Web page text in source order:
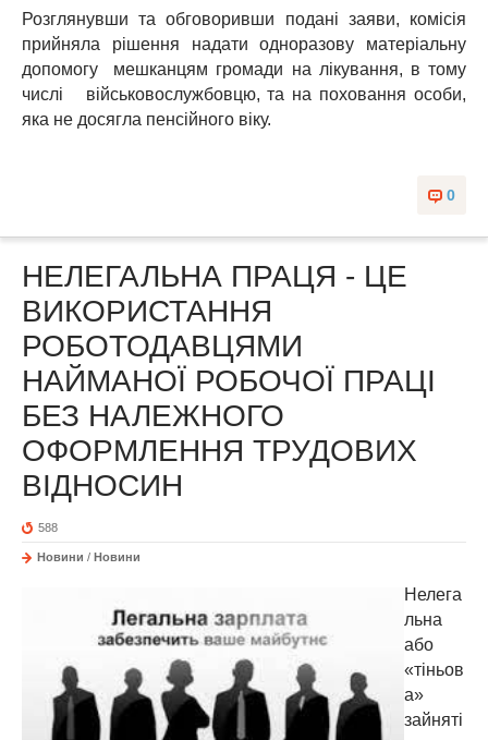
Розглянувши та обговоривши подані заяви, комісія
прийняла рішення надати одноразову матеріальну
допомогу мешканцям громади на лікування, в тому
числі військовослужбовцю, та на поховання особи,
яка не досягла пенсійного віку.
0
НЕЛЕГАЛЬНА ПРАЦЯ - ЦЕ
ВИКОРИСТАННЯ
РОБОТОДАВЦЯМИ
НАЙМАНОЇ РОБОЧОЇ ПРАЦІ
БЕЗ НАЛЕЖНОГО
ОФОРМЛЕННЯ ТРУДОВИХ
ВІДНОСИН
588
Новини / Новини
Нелега
льна
або
«тіньов
а»
зайняті